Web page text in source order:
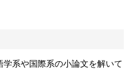
系や国際系の小論文を解いて